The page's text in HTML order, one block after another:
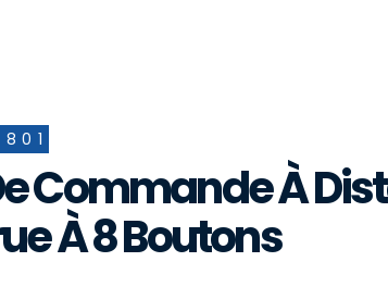
Commande À
À 8 Boutons